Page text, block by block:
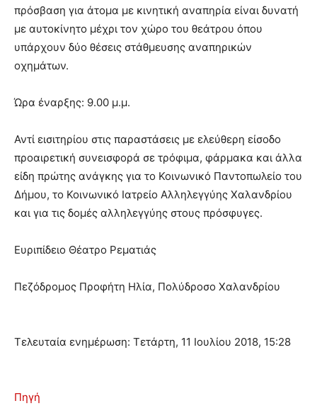
πρόσβαση για άτομα με κινητική αναπηρία είναι δυνατή
με αυτοκίνητο μέχρι τον χώρο του θεάτρου όπου
υπάρχουν δύο θέσεις στάθμευσης αναπηρικών
οχημάτων.
Ώρα έναρξης: 9.00 μ.μ.
Αντί εισιτηρίου στις παραστάσεις με ελεύθερη είσοδο
προαιρετική συνεισφορά σε τρόφιμα, φάρμακα και άλλα
είδη πρώτης ανάγκης για το Κοινωνικό Παντοπωλείο του
Δήμου, το Κοινωνικό Ιατρείο Αλληλεγγύης Χαλανδρίου
και για τις δομές αλληλεγγύης στους πρόσφυγες.
Ευριπίδειο Θέατρο Ρεματιάς
Πεζόδρομος Προφήτη Ηλία, Πολύδροσο Χαλανδρίου
Τελευταία ενημέρωση: Τετάρτη, 11 Ιουλίου 2018, 15:28
Πηγή